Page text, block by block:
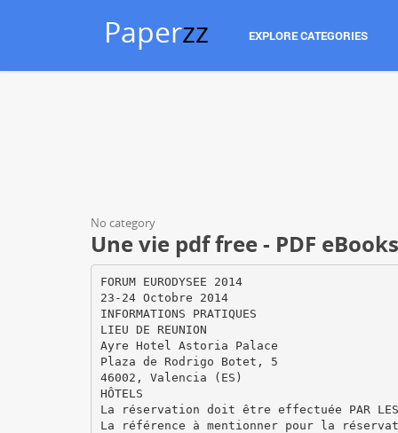
Paperzz EXPLORE CATEGORIES
No category
Une vie pdf free - PDF
FORUM EURODYSEE 2014
23-24 Octobre 2014
INFORMATIONS PRATIQUES
LIEU DE REUNION
Ayre Hotel Astoria Palace
Plaza de Rodrigo Botet, 5
46002, Valencia (ES)
HÔTELS
La réservation doit être effectuée PAR LES
La référence à mentionner pour la